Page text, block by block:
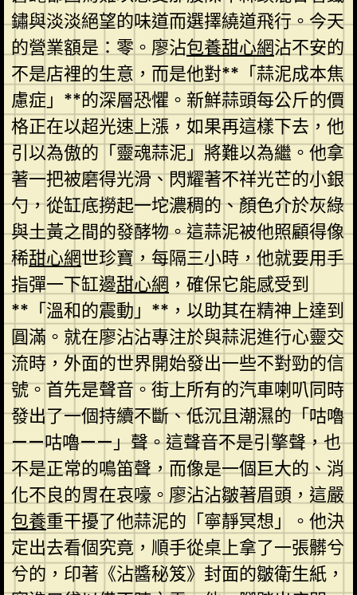
鏽與淡淡絕望的味道而選擇繞道飛行。今天
的營業額是：零。廖沾包養甜心網沾不安的
不是店裡的生意，而是他對**「蒜泥成本焦
慮症」**的深層恐懼。新鮮蒜頭每公斤的價
格正在以超光速上漲，如果再這樣下去，他
引以為傲的「靈魂蒜泥」將難以為繼。他拿
著一把被磨得光滑、閃耀著不祥光芒的小銀
勺，從缸底撈起一坨濃稠的、顏色介於灰綠
與土黃之間的發酵物。這蒜泥被他照顧得像
稀甜心網世珍寶，每隔三小時，他就要用手
指彈一下缸邊甜心網 ，確保它能感受到
**「溫和的震動」**，以助其在精神上達到
圓滿。就在廖沾沾專注於與蒜泥進行心靈交
流時，外面的世界開始發出一些不對勁的信
號。首先是聲音。街上所有的汽車喇叭同時
發出了一個持續不斷、低沉且潮濕的「咕嚕
——咕嚕——」聲。這聲音不是引擎聲，也
不是正常的鳴笛聲，而像是一個巨大的、消
化不良的胃在哀嚎。廖沾沾皺著眉頭，這嚴
包養重干擾了他蒜泥的「寧靜冥想」。他決
定出去看個究竟，順手從桌上拿了一張髒兮
兮的，印著《沾醬秘笈》封面的皺衛生紙，